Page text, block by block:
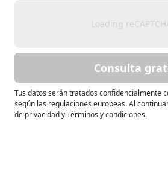
Loading
Consulta
Tus datos serán tratados confidencialmente
según las regulaciones europeas. Al
de privacidad y Términos y condiciones.